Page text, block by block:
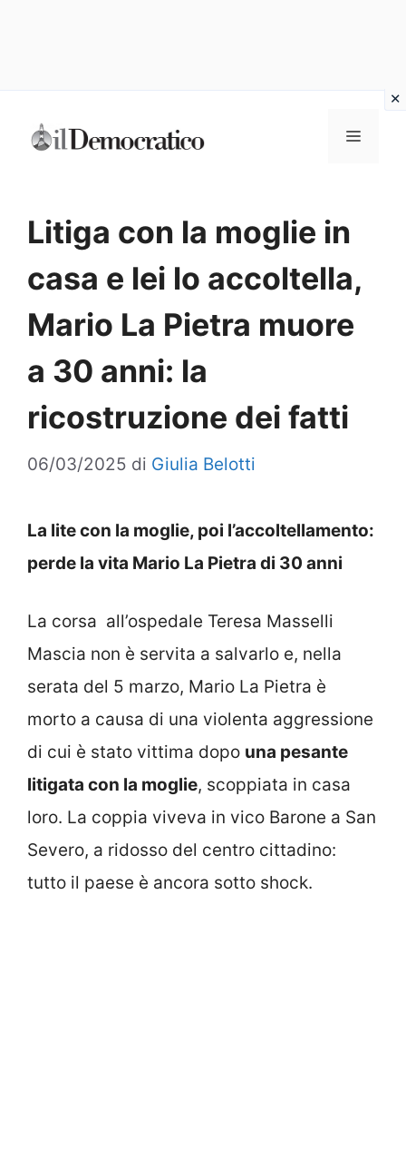
Menu
Litiga con la moglie in
casa e lei lo accoltella,
Mario La Pietra muore
a 30 anni: la
ricostruzione dei fatti
06/03/2025 di Giulia Belotti
La lite con la moglie, poi l’accoltellamento:
perde la vita Mario La Pietra di 30 anni
La corsa all’ospedale Teresa Masselli
Mascia non è servita a salvarlo e, nella
serata del 5 marzo, Mario La Pietra è
morto a causa di una violenta aggressione
di cui è stato vittima dopo una pesante
litigata con la moglie, scoppiata in casa
loro. La coppia viveva in vico Barone a San
Severo, a ridosso del centro cittadino:
tutto il paese è ancora sotto shock.